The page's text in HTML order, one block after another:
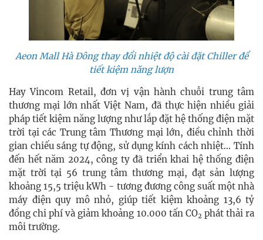
Aeon Mall Hà Đông thay đổi nhiệt độ cài đặt Chiller để
tiết kiệm năng lượn
Hay Vincom Retail, đơn vị vận hành chuỗi trung tâm
thương mại lớn nhất Việt Nam, đã thực hiện nhiều giải
pháp tiết kiệm năng lượng như lắp đặt hệ thống điện mặt
trời tại các Trung tâm Thương mại lớn, điều chỉnh thời
gian chiếu sáng tự động, sử dụng kính cách nhiệt… Tính
đến hết năm 2024, công ty đã triển khai hệ thống điện
mặt trời tại 56 trung tâm thương mại, đạt sản lượng
khoảng 15,5 triệu kWh - tương đương công suất một nhà
máy điện quy mô nhỏ, giúp tiết kiệm khoảng 13,6 tỷ
đồng chi phí và giảm khoảng 10.000 tấn CO2 phát thải ra
môi trường.